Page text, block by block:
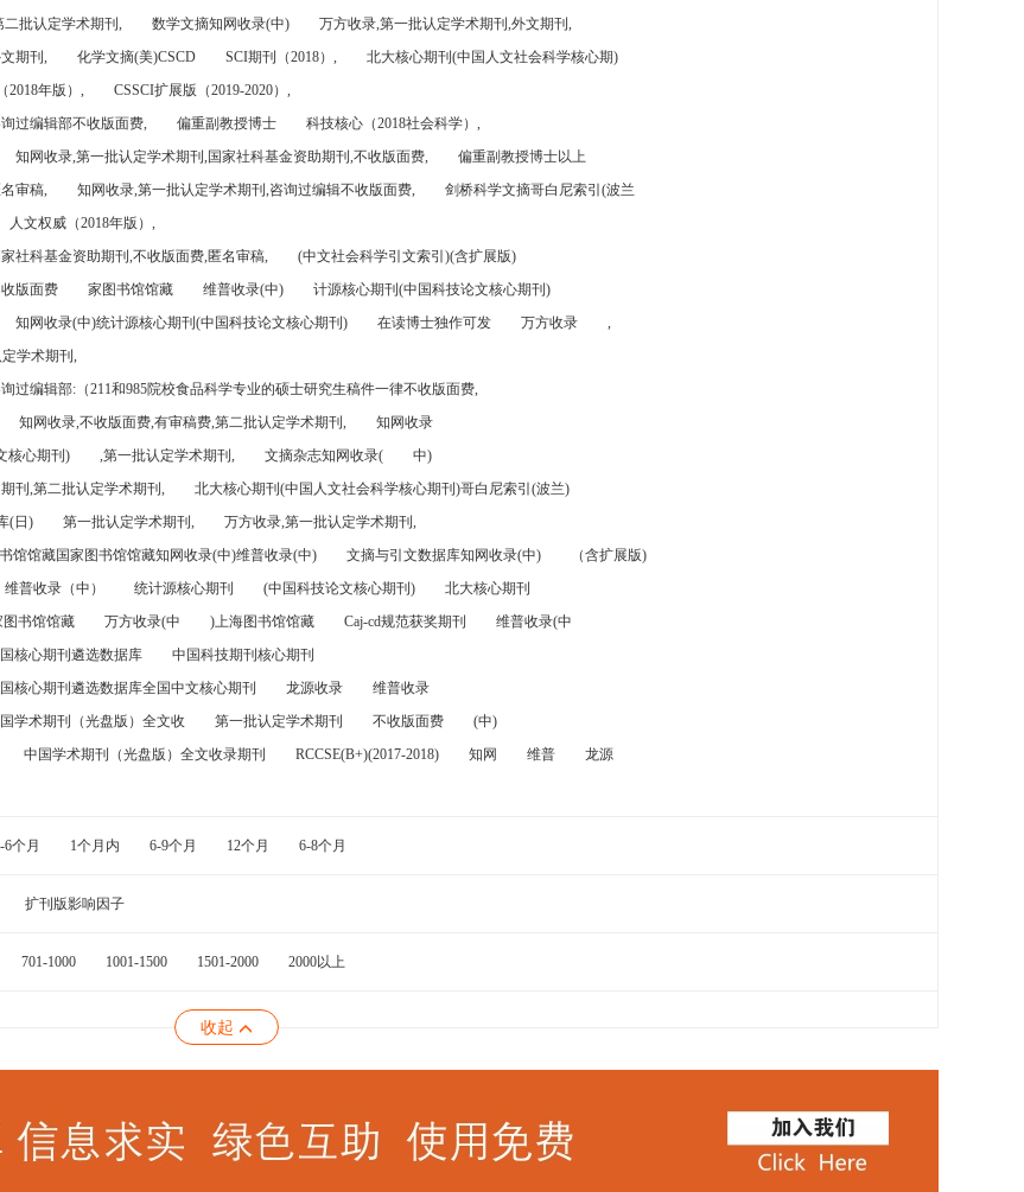
批认定学术期刊,
数学文摘知网收录(中)
万方收录,第一批认定学术期刊,外文期刊,
期刊,
化学文摘(美)CSCD SCI期刊（2018）,
北大核心期刊(中国人文社会科学核心期)
2018年版）,
CSSCI扩展版（2019-2020）,
过编辑部不收版面费,
偏重副教授博士
科技核心（2018社会科学）,
知网收录,第一批认定学术期刊,国家社科基金资助期刊,不收版面费,
偏重副教授博士以上
审稿,
知网收录,第一批认定学术期刊,咨询过编辑不收版面费,
剑桥科学文摘哥白尼索引(波兰
人文权威（2018年版）,
社科基金资助期刊,不收版面费,匿名审稿,
(中文社会科学引文索引)(含扩展版)
版面费
家图书馆馆藏 维普收录(中)
计源核心期刊(中国科技论文核心期刊)
知网收录(中)统计源核心期刊(中国科技论文核心期刊) 在读博士独作可发 万方收录
,
学术期刊,
过编辑部:（211和985院校食品科学专业的硕士研究生稿件一律不收版面费,
知网收录,不收版面费,有审稿费,第二批认定学术期刊,
知网收录
核心期刊)
,第一批认定学术期刊, 文摘杂志知网收录(
中)
刊,第二批认定学术期刊,
北大核心期刊(中国人文社会科学核心期刊)哥白尼索引(波兰)
(日) 第一批认定学术期刊,
万方收录,第一批认定学术期刊,
馆馆藏国家图书馆馆藏知网收录(中)维普收录(中)
文摘与引文数据库知网收录(中)
（含扩展版)
维普收录（中） 统计源核心期刊 (中国科技论文核心期刊)
北大核心期刊
书馆馆藏
万方收录(中 )上海图书馆馆藏 Caj-cd规范获奖期刊
维普收录(中
核心期刊遴选数据库
中国科技期刊核心期刊
核心期刊遴选数据库全国中文核心期刊
龙源收录
维普收录
学术期刊（光盘版）全文收
第一批认定学术期刊 不收版面费
(中)
中国学术期刊（光盘版）全文收录期刊 RCCSE(B+)(2017-2018) 知网 维普
龙源
6个月 1个月内 6-9个月 12个月 6-8个月
扩刊版影响因子
701-1000 1001-1500 1501-2000 2000以上
收起